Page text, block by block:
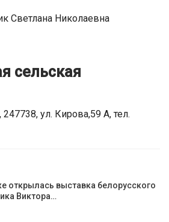
Светлана Николаевна
сельская
ул. Кирова,59 А, тел.
открылась выставка белорусского
Виктора…